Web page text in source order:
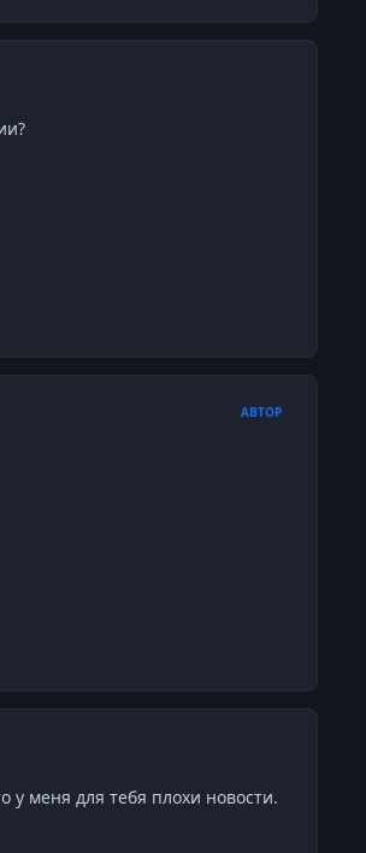
АВТОР
меня для тебя плохи новости.